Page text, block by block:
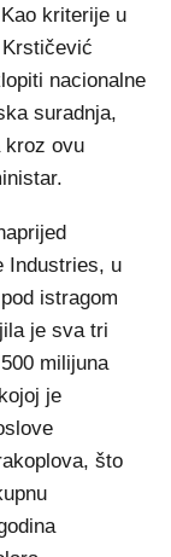
kriterije u
nacionalne
suradnja,
kroz ovu
Industries, u
istragom
je sva tri
milijuna
je
što